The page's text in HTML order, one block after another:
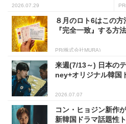
2026.07.29
８月のロト6はこの
『完全一致』する方法
PR(株式会社MURA)
来週(7/13～) 日本の
ney+オリジナル韓国
2026.07.07
コン・ヒョジン新作
新韓国ドラマ話題性